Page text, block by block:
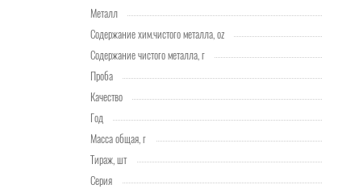
Металл
Содержание хим.чистого металла, oz
Содержание чистого металла, г
Проба
Качество
Год
Масса общая, г
Тираж, шт
Серия